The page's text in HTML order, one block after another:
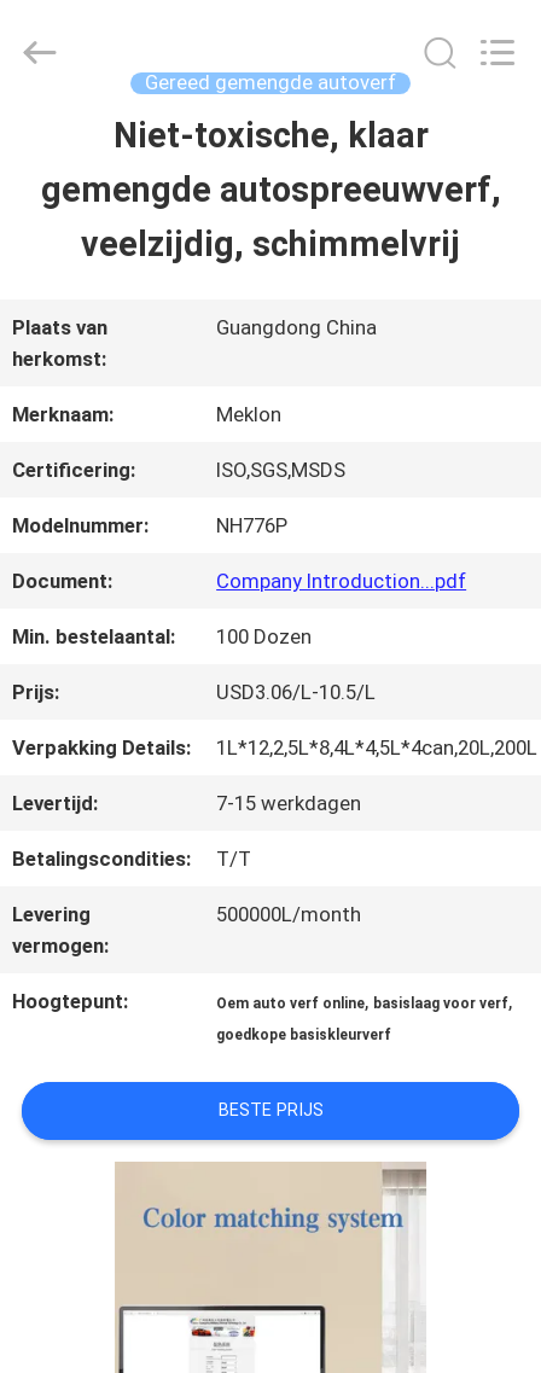
PRODUCTEN
VIDEOS
OVER
ONS
KWALITEITSCONTROLE
CONTACTEER
ONS
NIEUWS
VRAAG
EEN
OFFERTE
AAN
SITEMAP
PRIVACYBELEID
Meklon
Reserved.
Gereed gemengde autoverf
Niet-toxische, klaar
gemengde autospreeuwverf,
veelzijdig, schimmelvrij
Plaats van
herkomst:
Guangdong China
Merknaam: Meklon
Certificering: ISO,SGS,MSDS
Modelnummer: NH776P
Document: Company Introduction...pdf
Min. bestelaantal: 100 Dozen
Prijs: USD3.06/L-10.5/L
Verpakking Details: 1L*12,2,5L*8,4L*4,5L*4can,20L,200L
Levertijd: 7-15 werkdagen
Betalingscondities: T/T
Levering
vermogen:
500000L/month
Hoogtepunt: Oem auto verf online, basislaag voor verf,
goedkope basiskleurverf
BESTE PRIJS